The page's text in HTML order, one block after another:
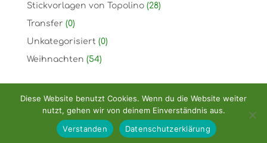
Stickvorlagen von Topolino (28)
Transfer (0)
Unkategorisiert (0)
Weihnachten (54)
Copyright: Handarbeitshandel Dirk Rellecke
2026
Diese Website benutzt Cookies. Wenn du die Website weiter
nutzt, gehen wir von deinem Einverständnis aus.
Verstanden
Datenschutzerklärung